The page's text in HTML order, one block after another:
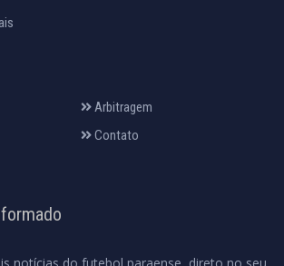
Arbitragem
Contato